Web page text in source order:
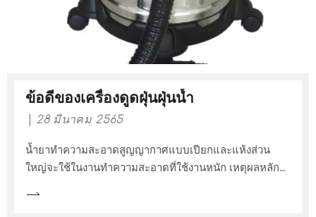
ข้อดีของเครื่องดูดฝุ่นฝุ่นน้ำ
28 มีนาคม 2565
น้ำยาทำความสะอาดสูญญากาศแบบเปียกและแห้งส่วน
ใหญ่จะใช้ในงานทำความสะอาดที่ใช้งานหนัก เหตุผลหลัก